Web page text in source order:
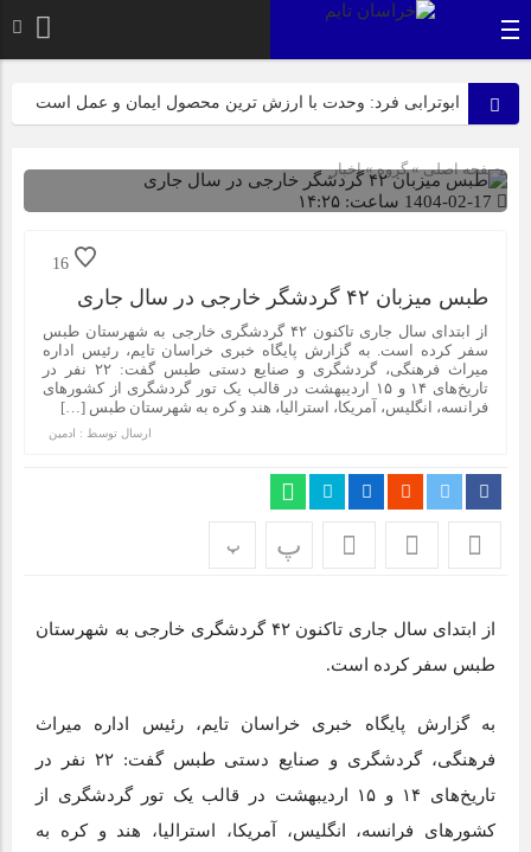
ابوترابی فرد: وحدت با ارزش ترین محصول ایمان و عمل است
عرب زاده: آماده این تا میزبانی شایسته ای از پیکر مطهر شهدای
گمنام داشته باشیم
ازابتدای سالجاری صورت گرفت؛ روکش ۴۴۷ کیلومتر از
محورهای خراسان جنوبی
راهپیمایی باشکوه ۱۳ آبان در بیرجند؛ «متحد و استوار مقابل
استکبار» + تصاویر
گیاهان دارویی هستیم
اپلیکیشن «جعبه شادی کودکان»، محصول جدید سازمان فضای
مجازی سراج مرکز خراسان جنوبی، با هدف ارائه محتوای دیجیتال
نمایشگاه ایران و افغانستان در بیرجند؛ گام بلند توسعه اقتصادی +
برای اولین بار از گونه اندمیک زاغ بور در بشرویه عکس برداری
عفو بین الملل: فیفا و یوفا، اسرائیل را محروم کنند
صفحه اصلی» گروه »اخبار
16
طبس میزبان ۴۲ گردشگر خارجی در سال جاری
از ابتدای سال جاری تاکنون ۴۲ گردشگری خارجی به شهرستان طبس
سفر کرده است. به گزارش پایگاه خبری خراسان تایم، رئیس اداره
میراث فرهنگی، گردشگری و صنایع دستی طبس گفت: ۲۲ نفر در
تاریخ‌های ۱۴ و ۱۵ اردیبهشت در قالب یک تور گردشگری از کشور‌های
فرانسه، انگلیس، آمریکا، استرالیا، هند و کره به شهرستان طبس […]
ارسال توسط : ادمین
پ پ
از ابتدای سال جاری تاکنون ۴۲ گردشگری خارجی به شهرستان
طبس سفر کرده است.
به گزارش پایگاه خبری خراسان تایم، رئیس اداره میراث
فرهنگی، گردشگری و صنایع دستی طبس گفت: ۲۲ نفر در
تاریخ‌های ۱۴ و ۱۵ اردیبهشت در قالب یک تور گردشگری از
کشور‌های فرانسه، انگلیس، آمریکا، استرالیا، هند و کره به